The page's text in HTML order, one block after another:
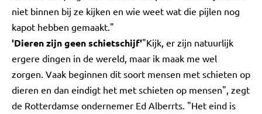
niet binnen bij ze kijken en wie weet wat die pijlen nog
kapot hebben gemaakt."
'Dieren zijn geen schietschijf'"Kijk, er zijn natuurlijk
ergere dingen in de wereld, maar ik maak me wel
zorgen. Vaak beginnen dit soort mensen met schieten op
dieren en dan eindigt het met schieten op mensen", zegt
de Rotterdamse ondernemer Ed Alberrts. "Het eind is